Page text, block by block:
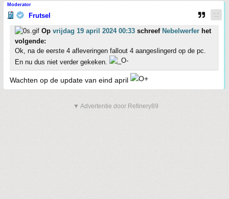
Moderator
Frutsel
Op vrijdag 19 april 2024 00:33 schreef Nebelwerfer het
volgende:
Ok, na de eerste 4 afleveringen fallout 4 aangeslingerd op de pc.
En nu dus niet verder gekeken.
Wachten op de update van eind april
▼ Advertentie door Refinery89